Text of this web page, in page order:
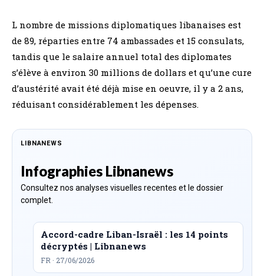
L nombre de missions diplomatiques libanaises est
de 89, réparties entre 74 ambassades et 15 consulats,
tandis que le salaire annuel total des diplomates
s’élève à environ 30 millions de dollars et qu’une cure
d’austérité avait été déjà mise en oeuvre, il y a 2 ans,
réduisant considérablement les dépenses.
LIBNANEWS
Infographies Libnanews
Consultez nos analyses visuelles recentes et le dossier
complet.
Accord-cadre Liban-Israël : les 14 points
décryptés | Libnanews
FR · 27/06/2026